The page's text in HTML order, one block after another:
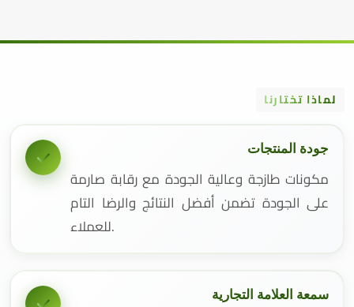
لماذا تختارنا
جودة المنتجات
مكونات طازجة وعالية الجودة مع رقابة صارمة
على الجودة تضمن أفضل النتائج والرضا التام
للعملاء.
سمعة العلامة التجارية